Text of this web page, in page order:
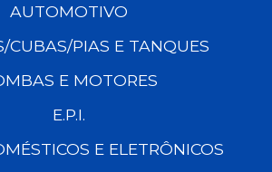
AUTOMOTIVO
CUBAS/PIAS E TANQUES
E MOTORES
E.P.I.
E ELETRÔNICOS